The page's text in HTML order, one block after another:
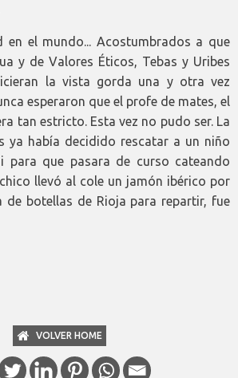
en el mundo... Acostumbrados a que
y de Valores Éticos, Tebas y Uribes
la vista gorda una y otra vez
esperaron que el profe de mates, el
tan estricto. Esta vez no pudo ser. La
ya había decidido rescatar a un niño
para que pasara de curso cateando
llevó al cole un jamón ibérico por
de botellas de Rioja para repartir, fue
VOLVER HOME